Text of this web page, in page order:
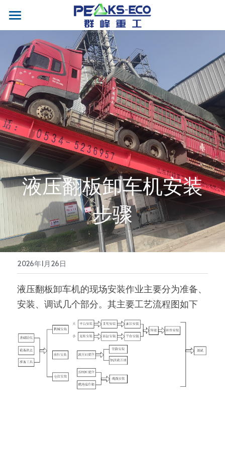
首页
我们
产品
液压翻板卸车机
输送机
移动式输送机
液压升降平台
移动式登车桥
剪叉式升降平台
固定式登车桥
液压打包机
电子衡器
智能清扫车
垃圾中转设备
集装箱装货机
案例&视频
合作企业
安装案例
新闻
联系
EN
液压翻板卸车机安装
步骤
2026年1月26日
液压翻板卸车机的现场安装作业主要分为准备、
安装、调试几个部分。其主要工艺流程图如下